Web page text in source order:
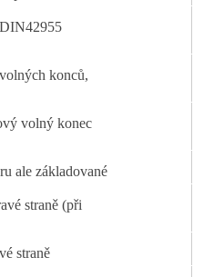
konců,
volný konec
ale základované
straně (při
straně